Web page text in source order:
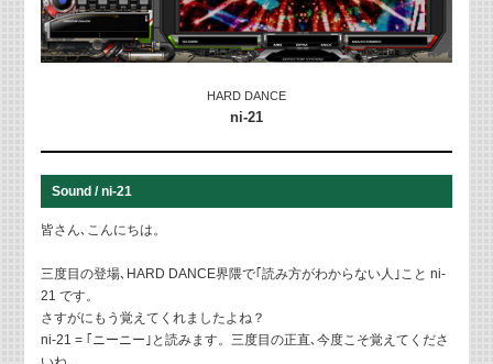
HARD DANCE
ni-21
Sound / ni-21
皆さん､こんにちは。
三度目の登場､HARD DANCE界隈で｢読み方がわからない人｣こと ni-
21 です。
さすがにもう覚えてくれましたよね？
ni-21 = ｢ニーニー｣と読みます。三度目の正直､今度こそ覚えてくださ